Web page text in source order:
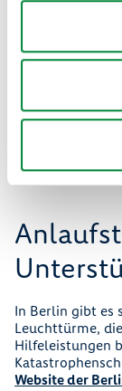
sich mit
Sie einander
besonders auf
Lassen Sie sich
Vertrauen Sie
Sie behördliche
In Berlin gibt es
Leuchttürme,
Hilfeleistungen
Website der